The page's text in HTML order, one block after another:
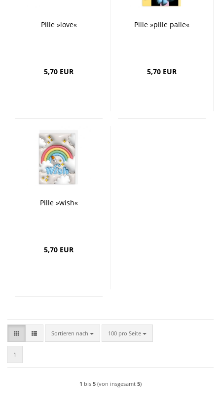
Pille »love«
5,70 EUR
Pille »pille palle«
5,70 EUR
Pille »wish«
5,70 EUR
Sortieren nach
Sortieren nach 100 pro Seite
pro Seite
1
1 bis 5 (von insgesamt 5)